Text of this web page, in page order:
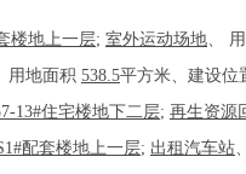
楼地上一层; 室外运动场地、
用地面积 538.5平方米、建设位
13#住宅楼地下二层; 再生资源
配套楼地上一层; 出租汽车站